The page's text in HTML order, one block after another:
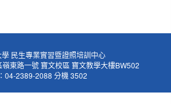
民生專業實習暨證照培訓中心
東路一號 寶文校區 寶文教學大樓BW502
04-2389-2088 分機 3502